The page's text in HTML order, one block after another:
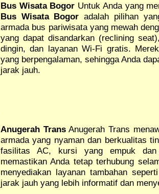
Bus Wisata Bogor Untuk Anda yang
Bus Wisata Bogor adalah pilihan
armada bus pariwisata yang mewah
yang dapat disandarkan (reclining
dingin, dan layanan Wi-Fi gratis.
yang berpengalaman, sehingga Anda
jarak jauh.
Anugerah TransAnugerah Trans
armada yang nyaman dan berkualitas
fasilitas AC, kursi yang empuk
memastikan Anda tetap terhubung
menyediakan layanan tambahan
jarak jauh yang lebih informatif dan